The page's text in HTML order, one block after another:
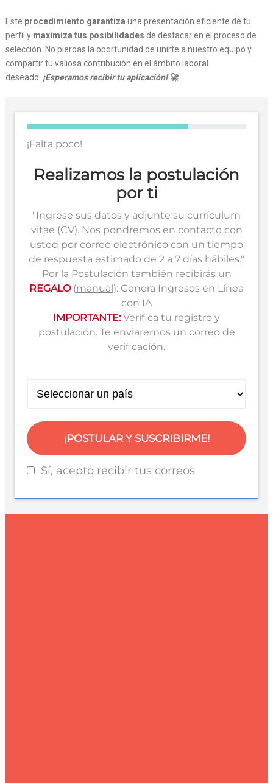
Este procedimiento garantiza una presentación eficiente de tu
perfil y maximiza tus posibilidades de destacar en el proceso de
selección. No pierdas la oportunidad de unirte a nuestro equipo y
compartir tu valiosa contribución en el ámbito laboral
deseado. ¡Esperamos recibir tu aplicación! 🚀